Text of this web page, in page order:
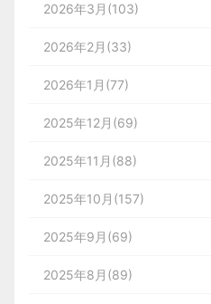
2026年3月(103)
2026年2月(33)
2026年1月(77)
2025年12月(69)
2025年11月(88)
2025年10月(157)
2025年9月(69)
2025年8月(89)